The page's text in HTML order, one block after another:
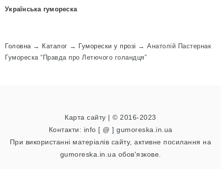
Українська гумореска
Головна→ Каталог → Гуморески у прозі → Анатолій Пастернак
Гумореска “Правда про Летючого голандця”
Карта сайту | © 2016-2023
Контакти: info [ @ ] gumoreska.in.ua
При використанні матеріалів сайту, активне посилання на
gumoreska.in.ua обов'язкове.